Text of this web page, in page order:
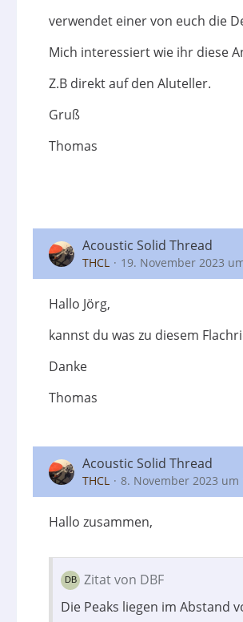
verwendet einer von euch die
Mich interessiert wie ihr diese
Z.B direkt auf den Aluteller.
Gruß
Thomas
Acoustic Solid Thread
THCL 19. November 2023
Hallo Jörg,
kannst du was zu diesem
Danke
Thomas
Acoustic Solid Thread
THCL 8. November 2023 um
Hallo zusammen,
Zitat von DBF
Die Peaks liegen im Abstand